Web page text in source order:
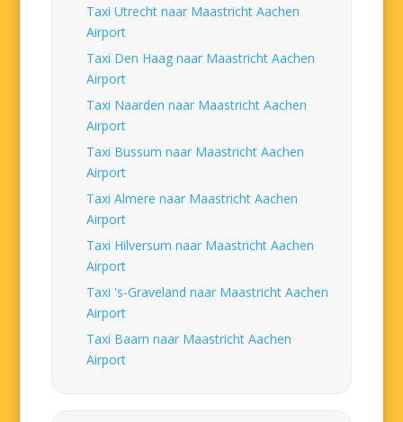
Taxi Utrecht naar Maastricht Aachen
Airport
Taxi Den Haag naar Maastricht Aachen
Airport
Taxi Naarden naar Maastricht Aachen
Airport
Taxi Bussum naar Maastricht Aachen
Airport
Taxi Almere naar Maastricht Aachen
Airport
Taxi Hilversum naar Maastricht Aachen
Airport
Taxi 's-Graveland naar Maastricht Aachen
Airport
Taxi Baarn naar Maastricht Aachen
Airport